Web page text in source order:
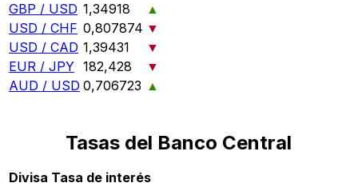
GBP / USD 1,34918
▲
USD / CHF 0,807874 ▼
USD / CAD 1,39431
▼
EUR / JPY 182,428
▼
AUD / USD 0,706723 ▲
Tasas del Banco Central
Divisa Tasa de interés